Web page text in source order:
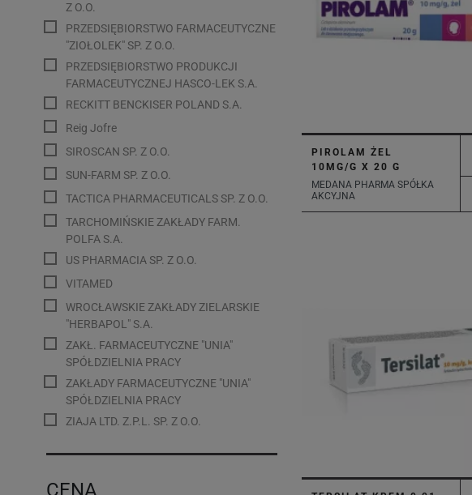
Z O.O.
PRZEDSIĘBIORSTWO FARMACEUTYCZNE
"ZIOŁOLEK" SP. Z O.O.
PRZEDSIĘBIORSTWO PRODUKCJI
FARMACEUTYCZNEJ HASCO-LEK S.A.
RECKITT BENCKISER POLAND S.A.
Reig Jofre
SIROSCAN SP. Z O.O.
SUN-FARM SP. Z O.O.
TACTICA PHARMACEUTICALS SP. Z O.O.
TARCHOMIŃSKIE ZAKŁADY FARM.
POLFA S.A.
US PHARMACIA SP. Z O.O.
VITAMED
WROCŁAWSKIE ZAKŁADY ZIELARSKIE
"HERBAPOL" S.A.
ZAKŁ. FARMACEUTYCZNE "UNIA"
SPÓŁDZIELNIA PRACY
ZAKŁADY FARMACEUTYCZNE "UNIA"
SPÓŁDZIELNIA PRACY
ZIAJA LTD. Z.P.L. SP. Z O.O.
CENA
PIROLAM ŻEL
10MG/G X 20 G
MEDANA PHARMA SPÓŁKA
AKCYJNA